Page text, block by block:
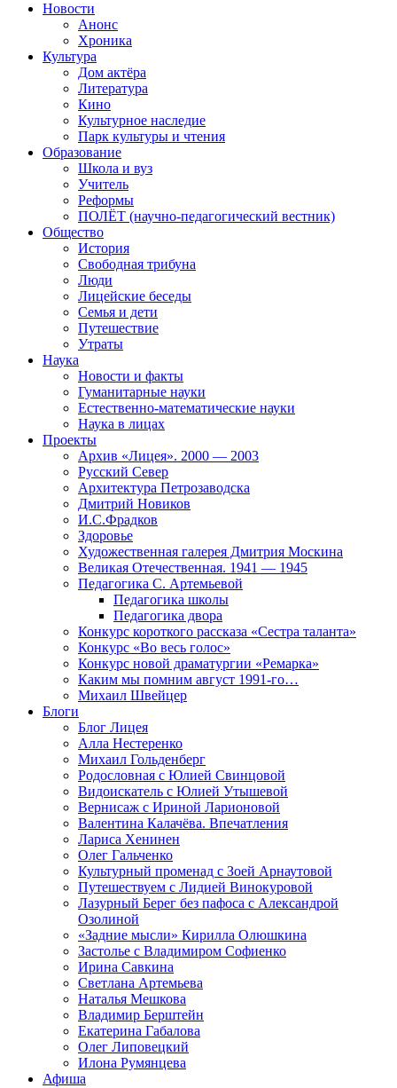
Новости
Анонс
Хроника
Культура
Дом актёра
Литература
Кино
Культурное наследие
Парк культуры и чтения
Образование
Школа и вуз
Учитель
Реформы
ПОЛЁТ (научно-педагогический вестник)
Общество
История
Свободная трибуна
Люди
Лицейские беседы
Семья и дети
Путешествие
Утраты
Наука
Новости и факты
Гуманитарные науки
Естественно-математические науки
Наука в лицах
Проекты
Архив «Лицея». 2000 — 2003
Русский Север
Архитектура Петрозаводска
Дмитрий Новиков
И.С.Фрадков
Здоровье
Художественная галерея Дмитрия Москина
Великая Отечественная. 1941 — 1945
Педагогика С. Артемьевой
Педагогика школы
Педагогика двора
Конкурс короткого рассказа «Сестра таланта»
Конкурс «Во весь голос»
Конкурс новой драматургии «Ремарка»
Каким мы помним август 1991-го…
Михаил Швейцер
Блоги
Блог Лицея
Алла Нестеренко
Михаил Гольденберг
Родословная с Юлией Свинцовой
Видоискатель с Юлией Утышевой
Вернисаж с Ириной Ларионовой
Валентина Калачёва. Впечатления
Лариса Хенинен
Олег Гальченко
Культурный променад с Зоей Арнаутовой
Путешествуем с Лидией Винокуровой
Лазурный Берег без пафоса с Александрой
Озолиной
«Задние мысли» Кирилла Олюшкина
Застолье с Владимиром Софиенко
Ирина Савкина
Светлана Артемьева
Наталья Мешкова
Владимир Берштейн
Екатерина Габалова
Олег Липовецкий
Илона Румянцева
Афиша